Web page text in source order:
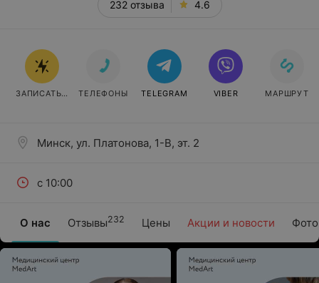
232 отзыва 4.6
О нас Отзывы232 Цены Акции и новости
Минск, ул. Платонова, 1-В, эт. 2
с 10:00
ЗАПИСАТЬСЯ ОНЛАЙН
ТЕЛЕФОНЫ TELEGRAM VIBER МАРШРУТ